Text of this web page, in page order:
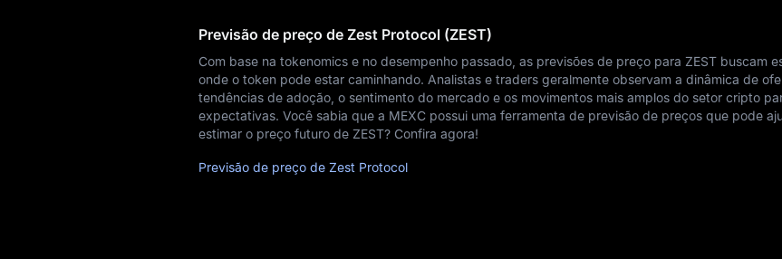
Previsão de preço de Zest Protocol (ZEST)
Com base na tokenomics e no desempenho passado, as previsões de preço para ZEST buscam
onde o token pode estar caminhando. Analistas e traders geralmente observam a dinâmica de
tendências de adoção, o sentimento do mercado e os movimentos mais amplos do setor cripto
expectativas. Você sabia que a MEXC possui uma ferramenta de previsão de preços que pode
estimar o preço futuro de ZEST? Confira agora!
Previsão de preço de Zest Protocol